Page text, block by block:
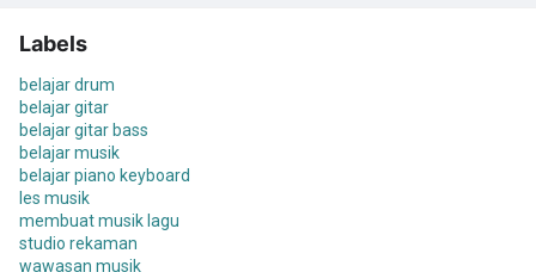
Labels
belajar drum
belajar gitar
belajar gitar bass
belajar musik
belajar piano keyboard
les musik
membuat musik lagu
studio rekaman
wawasan musik